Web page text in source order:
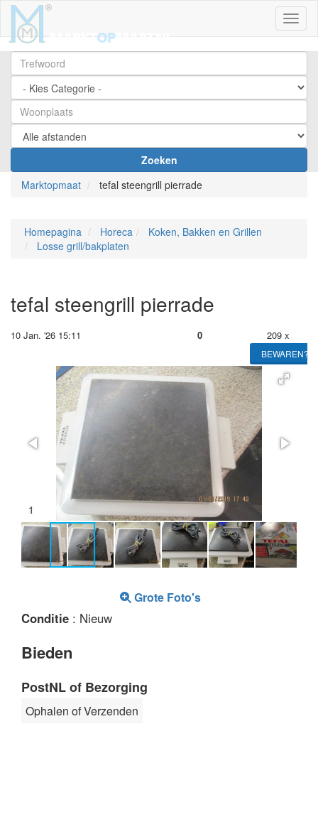
Zoeken
Marktopmaat
tefal steengrill pierrade
Homepagina Horeca
Koken, Bakken en Grillen
Losse grill/bakplaten
tefal steengrill pierrade
10 Jan. '26 15:11 0 209 x
BEWAREN?
2
Grote Foto's
Conditie : Nieuw
Bieden
PostNL of Bezorging
Ophalen of Verzenden